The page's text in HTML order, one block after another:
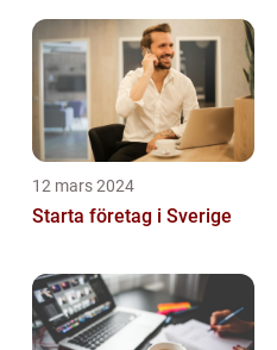
12 mars 2024
Starta företag i Sverige